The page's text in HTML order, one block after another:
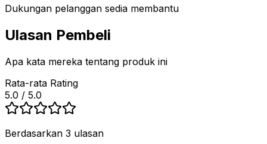
Dukungan pelanggan sedia membantu
Ulasan Pembeli
Apa kata mereka tentang produk ini
Rata-rata Rating
5.0 / 5.0
Berdasarkan 3 ulasan